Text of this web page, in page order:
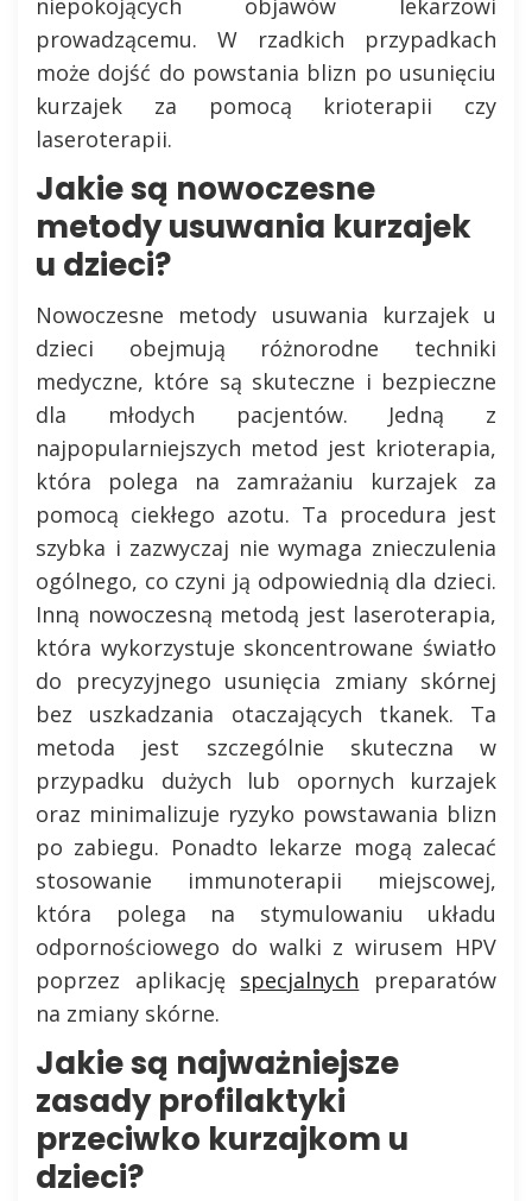
niepokojących objawów lekarzowi
prowadzącemu. W rzadkich przypadkach
może dojść do powstania blizn po usunięciu
kurzajek za pomocą krioterapii czy
laseroterapii.
Jakie są nowoczesne
metody usuwania kurzajek
u dzieci?
Nowoczesne metody usuwania kurzajek u
dzieci obejmują różnorodne techniki
medyczne, które są skuteczne i bezpieczne
dla młodych pacjentów. Jedną z
najpopularniejszych metod jest krioterapia,
która polega na zamrażaniu kurzajek za
pomocą ciekłego azotu. Ta procedura jest
szybka i zazwyczaj nie wymaga znieczulenia
ogólnego, co czyni ją odpowiednią dla dzieci.
Inną nowoczesną metodą jest laseroterapia,
która wykorzystuje skoncentrowane światło
do precyzyjnego usunięcia zmiany skórnej
bez uszkadzania otaczających tkanek. Ta
metoda jest szczególnie skuteczna w
przypadku dużych lub opornych kurzajek
oraz minimalizuje ryzyko powstawania blizn
po zabiegu. Ponadto lekarze mogą zalecać
stosowanie immunoterapii miejscowej,
która polega na stymulowaniu układu
odpornościowego do walki z wirusem HPV
poprzez aplikację specjalnych preparatów
na zmiany skórne.
Jakie są najważniejsze
zasady profilaktyki
przeciwko kurzajkom u
dzieci?